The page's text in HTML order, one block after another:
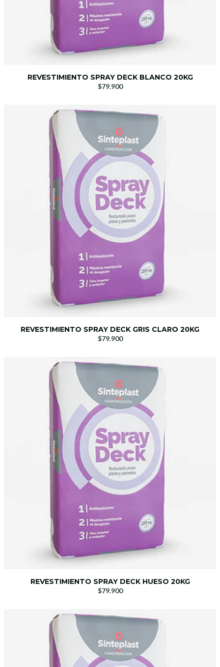
REVESTIMIENTO SPRAY DECK BLANCO 20KG
$79.900
REVESTIMIENTO SPRAY DECK GRIS CLARO 20KG
$79.900
REVESTIMIENTO SPRAY DECK HUESO 20KG
$79.900